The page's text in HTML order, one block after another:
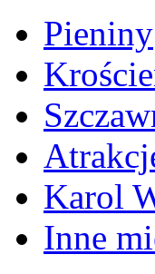
Pieniny
Karol
Inne